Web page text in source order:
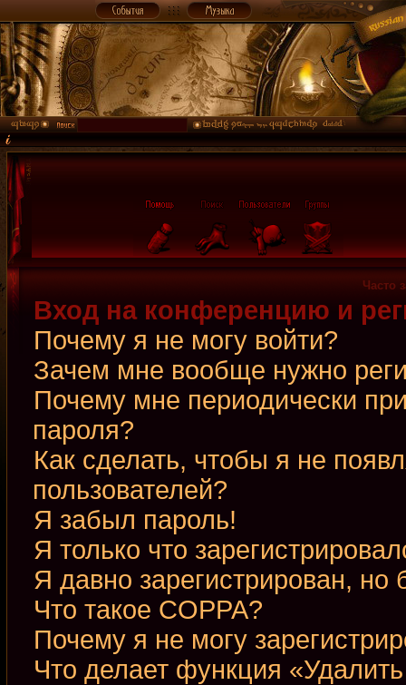
Часто
Вход на конференцию и
Почему я не могу войти?
Зачем мне вообще нужно
Почему мне периодически
пароля?
Как сделать, чтобы я не
пользователей?
Я забыл пароль!
Я только что
Я давно зарегистрирован, но
Что такое COPPA?
Почему я не могу
Что делает функция